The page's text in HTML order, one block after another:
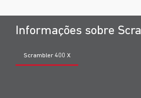
Informações sobre
Scrambler 400 X